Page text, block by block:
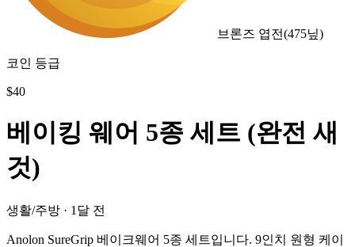
브론즈 엽전(475닢)
코인 등급
$40
베이킹 웨어 5종 세트 (완전 새
것)
생활/주방 · 1달 전
Anolon SureGrip 베이크웨어 5종 세트입니다. 9인치 원형 케이